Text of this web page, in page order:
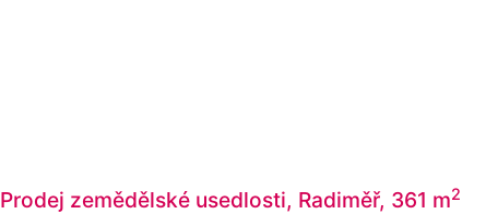
Prodej zemědělské usedlosti, Radiměř, 361 m2